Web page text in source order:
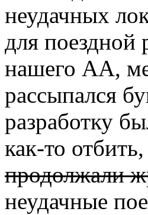
неудачных
для поездной
нашего АА,
рассыпался
разработку
как-то отбить,
продолжали
неудачные